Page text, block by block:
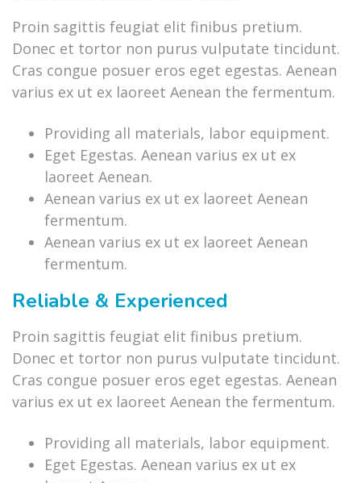
Proin sagittis feugiat elit finibus pretium.
Donec et tortor non purus vulputate tincidunt.
Cras congue posuer eros eget egestas. Aenean
varius ex ut ex laoreet Aenean the fermentum.
Providing all materials, labor equipment.
Eget Egestas. Aenean varius ex ut ex
laoreet Aenean.
Aenean varius ex ut ex laoreet Aenean
fermentum.
Aenean varius ex ut ex laoreet Aenean
fermentum.
Reliable & Experienced
Proin sagittis feugiat elit finibus pretium.
Donec et tortor non purus vulputate tincidunt.
Cras congue posuer eros eget egestas. Aenean
varius ex ut ex laoreet Aenean the fermentum.
Providing all materials, labor equipment.
Eget Egestas. Aenean varius ex ut ex